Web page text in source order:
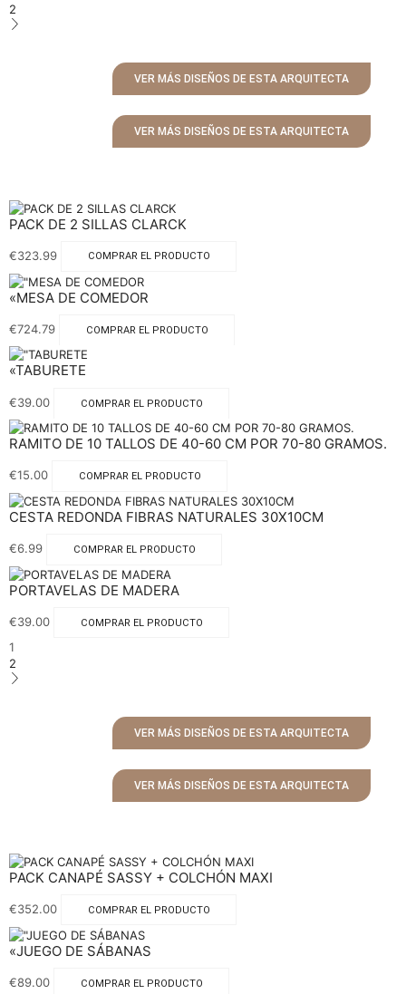
2
VER MÁS DISEÑOS DE ESTA ARQUITECTA
VER MÁS DISEÑOS DE ESTA ARQUITECTA
PACK DE 2 SILLAS CLARCK
€323.99 COMPRAR EL PRODUCTO
«MESA DE COMEDOR
€724.79 COMPRAR EL PRODUCTO
«TABURETE
€39.00 COMPRAR EL PRODUCTO
RAMITO DE 10 TALLOS DE 40-60 CM POR 70-80 GRAMOS.
€15.00 COMPRAR EL PRODUCTO
CESTA REDONDA FIBRAS NATURALES 30X10CM
€6.99 COMPRAR EL PRODUCTO
PORTAVELAS DE MADERA
€39.00 COMPRAR EL PRODUCTO
1
2
VER MÁS DISEÑOS DE ESTA ARQUITECTA
VER MÁS DISEÑOS DE ESTA ARQUITECTA
PACK CANAPÉ SASSY + COLCHÓN MAXI
€352.00 COMPRAR EL PRODUCTO
«JUEGO DE SÁBANAS
€89.00 COMPRAR EL PRODUCTO